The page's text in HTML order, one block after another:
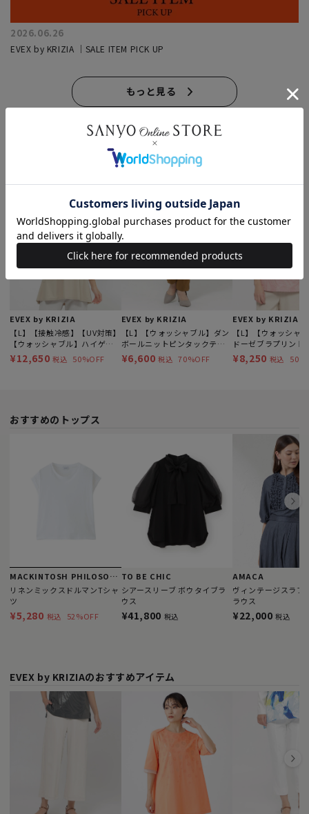
2026.06.26
EVEX by KRIZIA ｜SALE ITEM PICK UP
もっと見る
このアイテムを見た人はこんなアイテムも見ています
EVEX by KRIZIA
【L】【接触冷感】【UV対策】
【ウォッシャブル】ハイゲー
ジメリルチュニックカットソ
ー
¥12,650 税込 50%OFF
EVEX by KRIZIA
【L】【ウォッシャブル】ダン
ボールニットピンタックテー
パードパンツ
¥6,600 税込 70%OFF
EVEX by KRIZIA
【L】【ウォッシャ
ドーゼブラプリント
ー
¥8,250 税込
おすすめのトップス
MACKINTOSH PHILOSOPHY
リネンミックスドルマンTシャ
ツ
¥5,280 税込 52%OFF
TO BE CHIC
シアースリーブ ボウタイブラ
ウス
¥41,800 税込
AMACA
ヴィンテージスラブ
ラウス
¥22,000 税込
EVEX by KRIZIAのおすすめアイテム